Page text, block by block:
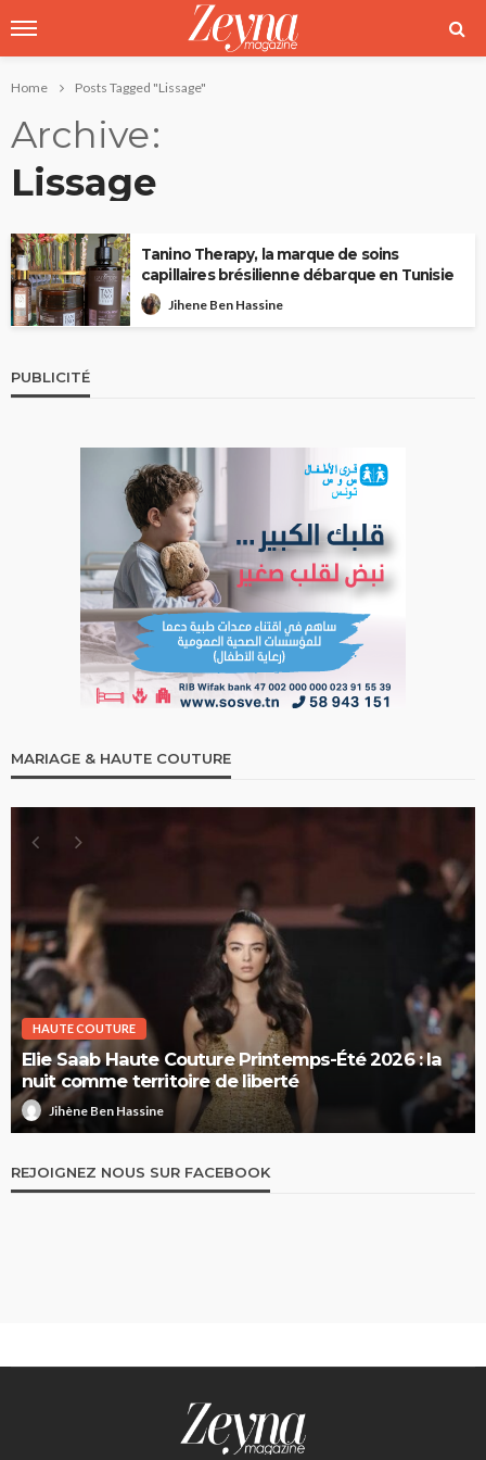
Home Posts Tagged "Lissage"
Archive
Lissage
Tanino Therapy, la marque de soins
capillaires brésilienne débarque en Tunisie
Jihene Ben Hassine
PUBLICITÉ
MARIAGE & HAUTE COUTURE
HAUTE COUTURE
Elie Saab Haute Couture Printemps-Été 2026 : la
nuit comme territoire de liberté
Jihène Ben Hassine
REJOIGNEZ NOUS SUR FACEBOOK